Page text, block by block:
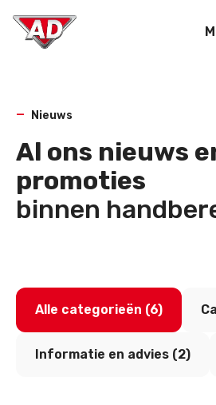
Nieuws
Al ons nieuws
promoties
binnen
Alle categorieën (6)
Informatie en advies (2)